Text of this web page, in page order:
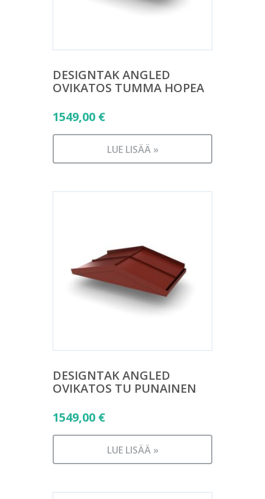
DESIGNTAK ANGLED
OVIKATOS TUMMA HOPEA
1549,00 €
LUE LISÄÄ »
DESIGNTAK ANGLED
OVIKATOS TU PUNAINEN
1549,00 €
LUE LISÄÄ »